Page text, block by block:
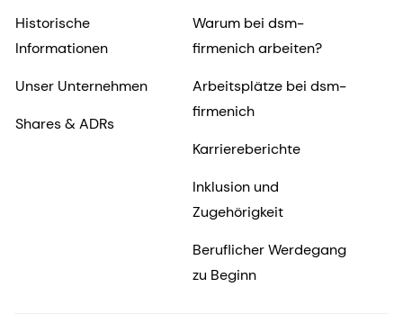
Historische
Informationen
Unser Unternehmen
Shares & ADRs
Warum bei dsm-
firmenich arbeiten?
Arbeitsplätze bei dsm-
firmenich
Karriereberichte
Inklusion und
Zugehörigkeit
Beruflicher Werdegang
zu Beginn